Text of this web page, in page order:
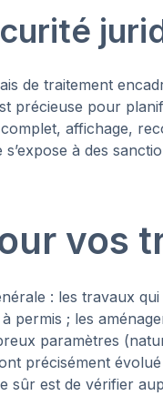
de traitement
précieuse pour
affichage,
à des
vos
: les travaux
permis ; les
paramètres
précisément
sûr est de vérifier